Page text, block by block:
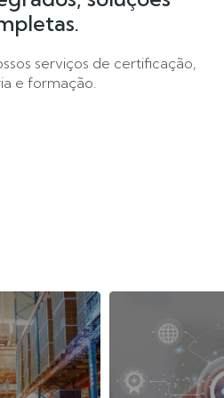
serviços de certificação,
e formação.